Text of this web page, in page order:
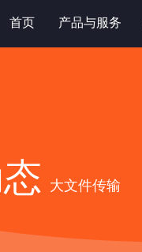
首页 产品与服务
大文件传输